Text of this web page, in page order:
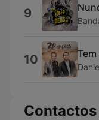
9
10
Contactos